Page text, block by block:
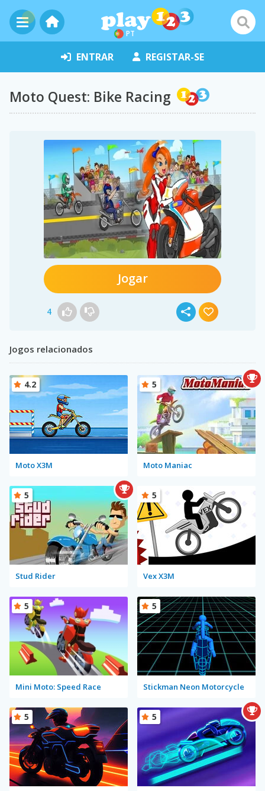
PT
ENTRAR REGISTAR-SE
Moto Quest: Bike Racing
Jogar
4
Jogos relacionados
Moto X3M
4.2
Moto Maniac
5
Stud Rider
5
Vex X3M
5
Mini Moto: Speed Race
5
Stickman Neon Motorcycle
5
5 5